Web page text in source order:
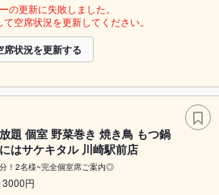
の更新に失敗しました。
空席状況を更新してください。
席状況を更新する
題 個室 野菜巻き 焼き鳥 もつ鍋
はサケキタル 川崎駅前店
！2名様~完全個室席ご案内◎
円